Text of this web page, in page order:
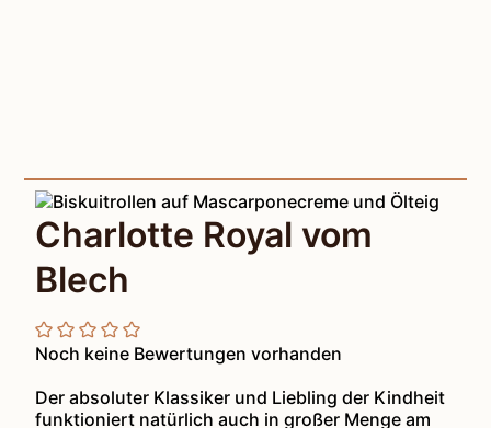
Charlotte Royal vom
Blech
Noch keine Bewertungen vorhanden
Der absoluter Klassiker und Liebling der Kindheit
funktioniert natürlich auch in großer Menge am